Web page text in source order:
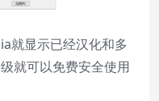
就显示已经汉化和多
就可以免费安全使用